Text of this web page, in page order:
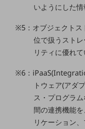
お役立ち資料ダウンロード
トレンド記事特集
IT用語集
中堅中小企業向け
サービス・ソリューシ
課題やニーズに合ったサービ
中堅中小企業のビジネスをサポ
お悩みから見つける
お悩みから見つけるTOP
ネットワーク
いようにした情
※5：オブジェクトス
位で扱うスト
リティに優れ
※6：
トウェア(アダ
ス・プログラ
間の連携機能
リケーション